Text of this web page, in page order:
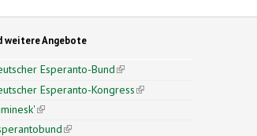
weitere Angebote
Esperanto-Bund(link is external)
Esperanto-Kongress(link is external)
(link is external)
(link is external)